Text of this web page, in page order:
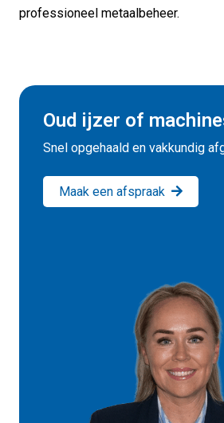
professioneel metaalbeheer.
Oud ijzer of
Snel opgehaald en vakkundig
Maak een afspraak